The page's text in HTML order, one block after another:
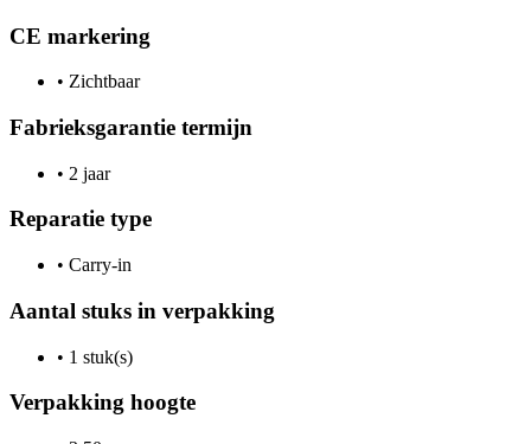
CE markering
• Zichtbaar
Fabrieksgarantie termijn
• 2 jaar
Reparatie type
• Carry-in
Aantal stuks in verpakking
• 1 stuk(s)
Verpakking hoogte